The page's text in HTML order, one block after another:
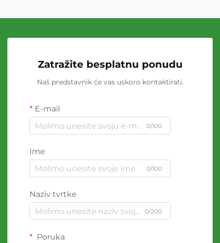
Zatražite besplatnu ponudu
Naš predstavnik će vas uskoro kontaktirati.
E-mail
0/100
Ime
0/100
Naziv tvrtke
0/200
Poruka